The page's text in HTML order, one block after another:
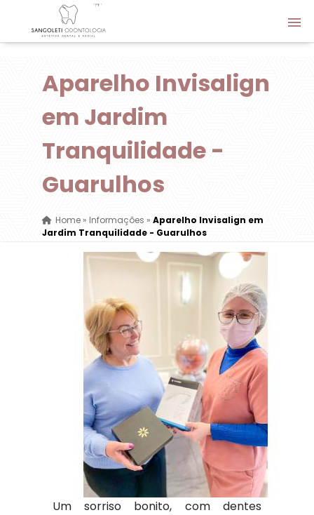
Aparelho Invisalign
em Jardim
Tranquilidade -
Guarulhos
Home» Informações » Aparelho Invisalign em
Jardim Tranquilidade - Guarulhos
Um sorriso bonito, com dentes